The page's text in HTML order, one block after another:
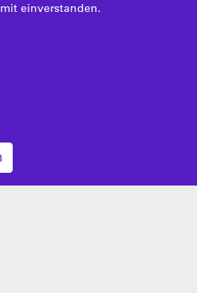
einverstanden.